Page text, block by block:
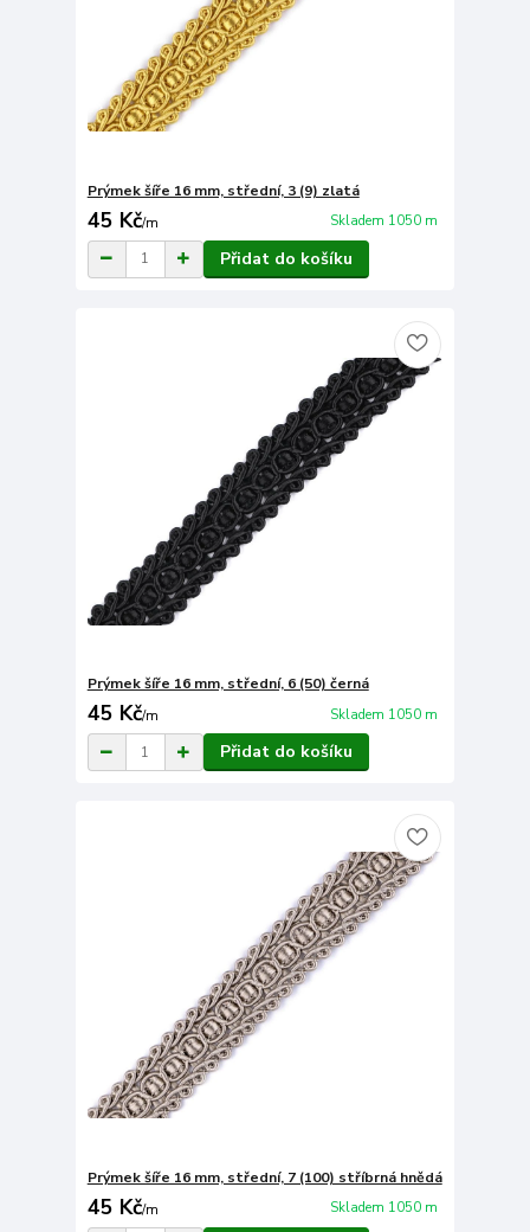
Prýmek šíře 16 mm, střední, 3 (9) zlatá
45 Kč/m Skladem 1050 m
Přidat do košíku
Prýmek šíře 16 mm, střední, 6 (50) černá
45 Kč/m Skladem 1050 m
Přidat do košíku
Prýmek šíře 16 mm, střední, 7 (100) stříbrná hnědá
45 Kč/m Skladem 1050 m